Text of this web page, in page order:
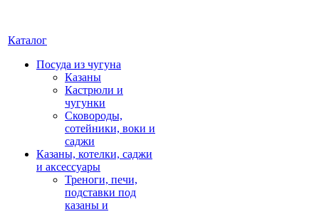
Каталог
Посуда из чугуна
Казаны
Кастрюли и
чугунки
Сковороды,
сотейники, воки и
саджи
Казаны, котелки, саджи
и аксессуары
Треноги, печи,
подставки под
казаны и